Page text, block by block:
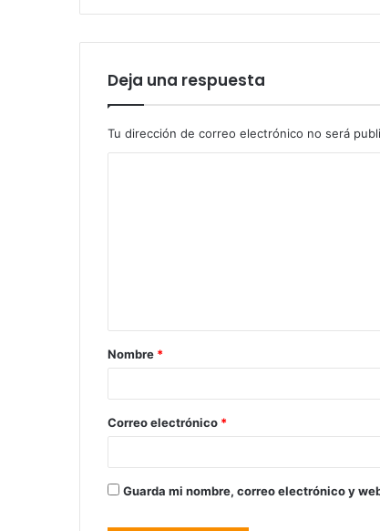
Deja una respuesta
Tu dirección de correo electrónico no será
Nombre *
Correo electrónico *
Guarda mi nombre, correo electrónico y